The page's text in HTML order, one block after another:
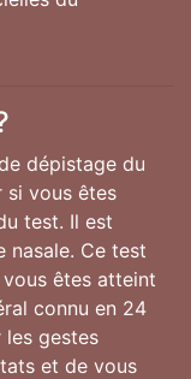
dépistage du
si vous êtes
test. Il est
nasale. Ce test
êtes atteint
connu en 24
gestes
et de vous